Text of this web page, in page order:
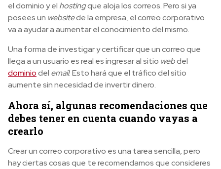
el dominio y el hostingque aloja los correos. Pero si ya
posees un websitede la empresa, el correo corporativo
va a ayudar a aumentar el conocimiento del mismo.
Una forma de investigar y certificar que un correo que
llega a un usuario es real es ingresar al sitio webdel
dominiodel email. Esto hará que el tráfico del sitio
aumente sin necesidad de invertir dinero.
Ahora sí, algunas recomendaciones que
debes tener en cuenta cuando vayas a
crearlo
Crear un correo corporativo es una tarea sencilla, pero
hay ciertas cosas que te recomendamos que consideres